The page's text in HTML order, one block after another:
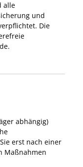
alle
und
Die
abhängig)
erst nach einer
Maßnahmen